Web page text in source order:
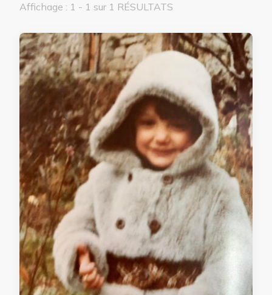
Affichage : 1 - 1 sur 1 RÉSULTATS